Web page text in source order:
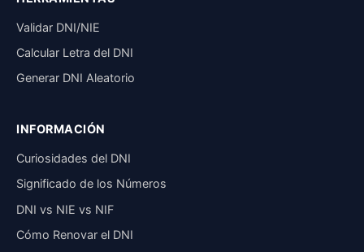
Validar DNI/NIE
Calcular Letra del DNI
Generar DNI Aleatorio
INFORMACIÓN
Curiosidades del DNI
Significado de los Números
DNI vs NIE vs NIF
Cómo Renovar el DNI